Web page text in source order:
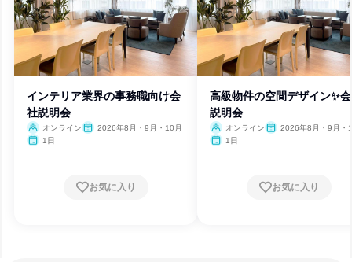
インテリア業界の事務職向け会
社説明会
オンライン
2026年8月・9月・10月
1日
お気に入り
高級物件の空間デザイン✨
説明会
オンライン
2026年8月・9月・
1日
お気に入り